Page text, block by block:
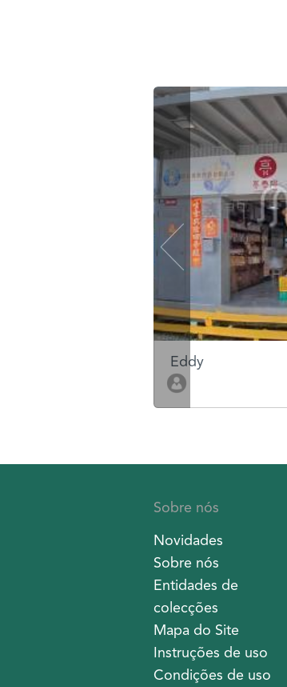
Eddy
Sobre nós
Novidades
Sobre nós
Entidades de
colecções
Mapa do Site
Instruções de uso
Condições de uso